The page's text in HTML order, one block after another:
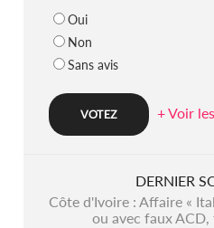
Oui
Non
Sans avis
+ Voir
DERNIER
Côte d'Ivoire : Affaire «
ou avec faux ACD,